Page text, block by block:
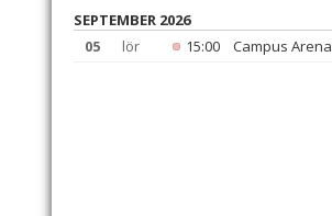
SEPTEMBER 2026
05
lör 15:00 Campus Arena